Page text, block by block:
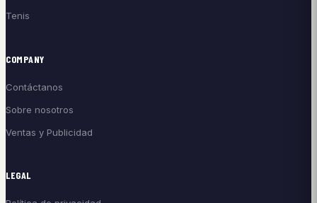
Tenis
COMPANY
Contáctanos
Sobre nosotros
Ventas y Publicidad
LEGAL